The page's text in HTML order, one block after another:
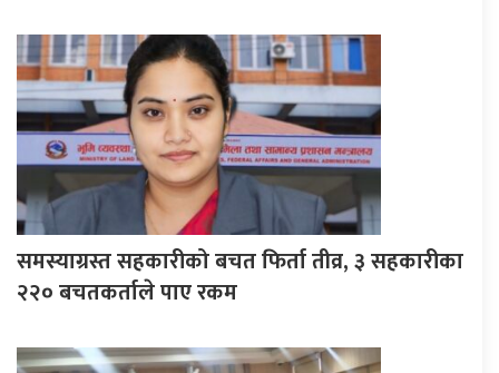
समस्याग्रस्त सहकारीको बचत फिर्ता तीव्र, ३ सहकारीका
२२० बचतकर्ताले पाए रकम